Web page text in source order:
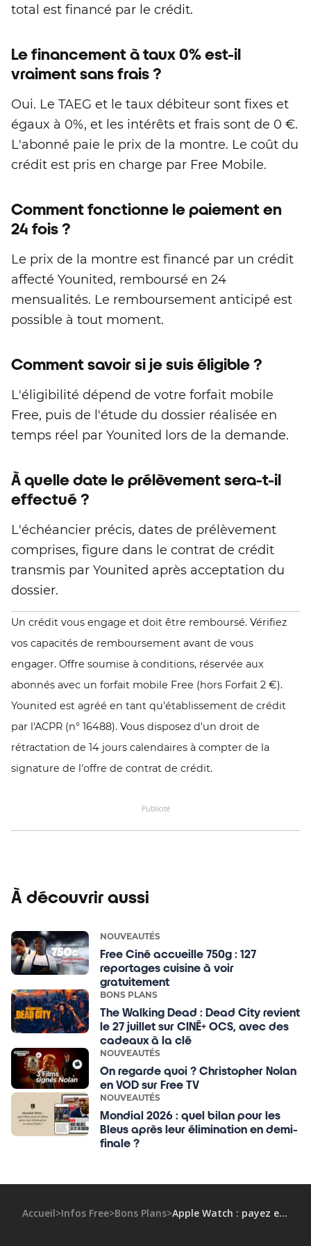
total est financé par le crédit.
Le financement à taux 0% est-il
vraiment sans frais ?
Oui. Le TAEG et le taux débiteur sont fixes et
égaux à 0%, et les intérêts et frais sont de 0 €.
L'abonné paie le prix de la montre. Le coût du
crédit est pris en charge par Free Mobile.
Comment fonctionne le paiement en
24 fois ?
Le prix de la montre est financé par un crédit
affecté Younited, remboursé en 24
mensualités. Le remboursement anticipé est
possible à tout moment.
Comment savoir si je suis éligible ?
L'éligibilité dépend de votre forfait mobile
Free, puis de l'étude du dossier réalisée en
temps réel par Younited lors de la demande.
À quelle date le prélèvement sera-t-il
effectué ?
L'échéancier précis, dates de prélèvement
comprises, figure dans le contrat de crédit
transmis par Younited après acceptation du
dossier.
Un crédit vous engage et doit être remboursé. Vérifiez
vos capacités de remboursement avant de vous
engager. Offre soumise à conditions, réservée aux
abonnés avec un forfait mobile Free (hors Forfait 2 €).
Younited est agréé en tant qu'établissement de crédit
par l'ACPR (n° 16488). Vous disposez d'un droit de
rétractation de 14 jours calendaires à compter de la
signature de l'offre de contrat de crédit.
Publicité
À découvrir aussi
NOUVEAUTÉS
Free Ciné accueille 750g : 127
reportages cuisine à voir
gratuitement
BONS PLANS
The Walking Dead : Dead City revient
le 27 juillet sur CINÉ+ OCS, avec des
cadeaux à la clé
NOUVEAUTÉS
On regarde quoi ? Christopher Nolan
en VOD sur Free TV
NOUVEAUTÉS
Mondial 2026 : quel bilan pour les
Bleus après leur élimination en demi-
finale ?
Accueil>Infos Free>Bons Plans> Apple Watch : payez en 24 fois à 0% avec Free et Younited